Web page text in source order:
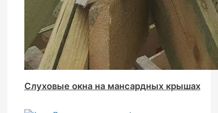
Слуховые окна на мансардных крышах